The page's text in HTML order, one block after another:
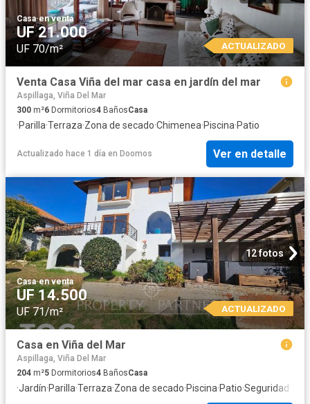
Casa·en venta
UF 21.000
UF 70/m² ACTUALIZADO
Venta Casa Viña del mar casa en jardín del mar
Aspillaga, Viña Del Mar
300 m²6 Dormitorios4 BañosCasa
·Parilla·Terraza·Zona de secado·Chimenea·Piscina·Patio
Actualizado hace 1 día en Doomos Ver en detalle
12 fotos
Casa·en venta
UF 14.500
UF 71/m² ACTUALIZADO
Casa en Viña del Mar
Aspillaga, Viña Del Mar
204 m²5 Dormitorios4 BañosCasa
·Jardín·Parilla·Terraza·Zona de secado·Piscina·Patio·Seguridad